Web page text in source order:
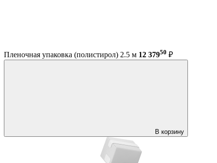
Пленочная упаковка (полистирол) 2.5 м 12 37950 ₽
В корзину